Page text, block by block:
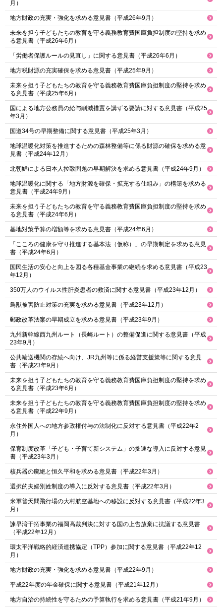
月）
地方財政の充実・強化を求める意見書（平成26年9月）
未来を担う子どもたちの教育を守る義務教育費国庫負担制度の堅持を求め
る意見書（平成26年6月）
「労働者保護ルールの見直し」に関する意見書（平成26年6月）
地方税財源の充実確保を求める意見書（平成25年9月）
未来を担う子どもたちの教育を守る義務教育費国庫負担制度の堅持を求め
る意見書（平成25年6月）
国による地方公務員の給与削減措置を講ずる要請に対する意見書（平成25
年3月）
国道34号の早期整備に関する意見書（平成25年3月）
地球温暖化対策を推進するための森林整備等に係る財源の確保を求める意
見書（平成24年12月）
北朝鮮による日本人拉致問題の早期解決を求める意見書（平成24年9月）
地球温暖化に関する「地方財源を確保・拡充する仕組み」の構築を求める
意見書（平成24年9月）
未来を担う子どもたちの教育を守る義務教育費国庫負担制度の堅持を求め
る意見書（平成24年6月）
基地対策予算の増額等を求める意見書（平成24年6月）
「こころの健康を守り推進する基本法（仮称）」の早期制定を求める意見
書（平成24年6月）
国民生活の安心と向上を図る各種基金事業の継続を求める意見書（平成23
年12月）
350万人のウイルス性肝炎患者の救済に関する意見書（平成23年12月）
鳥獣被害防止対策の充実を求める意見書（平成23年12月）
郵政改革法案の早期成立を求める意見書（平成23年9月）
九州新幹線西九州ルート（長崎ルート）の整備促進に関する意見書（平成
23年9月）
公共輸送機関の存続へ向け、JR九州等に係る経営支援策等に関する意見
書（平成23年9月）
未来を担う子どもたちの教育を守る義務教育費国庫負担制度の堅持を求め
る意見書（平成23年6月）
未来を担う子どもたちの教育を守る義務教育費国庫負担制度の堅持を求め
る意見書（平成22年9月）
永住外国人への地方参政権付与の法制化に反対する意見書（平成22年2
月）
保育制度改革「子ども・子育て新システム」の拙速な導入に反対する意見
書（平成23年3月）
核兵器の廃絶と恒久平和を求める意見書（平成22年3月）
選択的夫婦別姓制度の導入に反対する意見書（平成22年3月）
米軍普天間飛行場の大村航空基地への移設に反対する意見書（平成22年3
月）
諫早湾干拓事業の福岡高裁判決に対する国の上告放棄に抗議する意見書
（平成22年12月）
環太平洋戦略的経済連携協定（TPP）参加に関する意見書（平成22年12
月）
地方財政の充実・強化を求める意見書（平成22年9月）
平成22年度の年金確保に関する意見書（平成21年12月）
地方自治の持続性を守るための予算執行を求める意見書（平成21年9月）